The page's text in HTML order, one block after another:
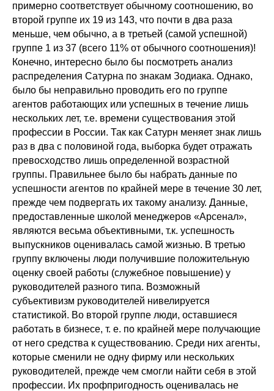
примерно соответствует обычному соотношению, во
второй группе их 19 из 143, что почти в два раза
меньше, чем обычно, а в третьей (самой успешной)
группе 1 из 37 (всего 11% от обычного соотношения)!
Конечно, интересно было бы посмотреть анализ
распределения Сатурна по знакам Зодиака. Однако,
было бы неправильно проводить его по группе
агентов работающих или успешных в течение лишь
нескольких лет, т.е. времени существования этой
профессии в России. Так как Сатурн меняет знак лишь
раз в два с половиной года, выборка будет отражать
превосходство лишь определенной возрастной
группы. Правильнее было бы набрать данные по
успешности агентов по крайней мере в течение 30 лет,
прежде чем подвергать их такому анализу. Данные,
предоставленные школой менеджеров «Арсенал»,
являются весьма объективными, т.к. успешность
выпускников оценивалась самой жизнью. В третью
группу включены люди получившие положительную
оценку своей работы (служебное повышение) у
руководителей разного типа. Возможный
субъективизм руководителей нивелируется
статистикой. Во второй группе люди, оставшиеся
работать в бизнесе, т. е. по крайней мере получающие
от него средства к существованию. Среди них агенты,
которые сменили не одну фирму или нескольких
руководителей, прежде чем смогли найти себя в этой
профессии. Их профпригодность оценивалась не